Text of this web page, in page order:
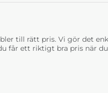
till rätt pris. Vi gör det
får ett riktigt bra pris när